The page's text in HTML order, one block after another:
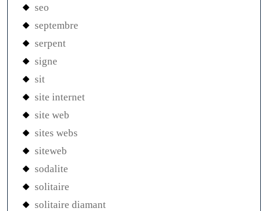
seo
septembre
serpent
signe
sit
site internet
site web
sites webs
siteweb
sodalite
solitaire
solitaire diamant